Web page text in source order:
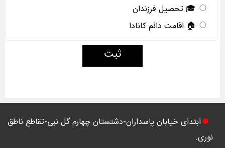
🎓 تحصیل فرزندان
🏠 اقامت دائم کانادا
ثبت
ابتدای خیابان پاسداران-دشتستان چهارم گل نبی-تقاطع ناطق
نوری.